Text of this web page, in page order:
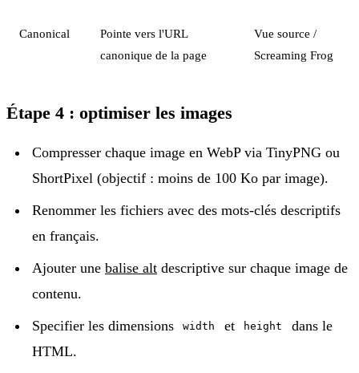
Canonical
Pointe vers l'URL
canonique de la page
Vue source /
Screaming Frog
Étape 4 : optimiser les images
Compresser chaque image en WebP via TinyPNG ou
ShortPixel (objectif : moins de 100 Ko par image).
Renommer les fichiers avec des mots-clés descriptifs
en français.
Ajouter une balise alt descriptive sur chaque image de
contenu.
Specifier les dimensions
width et height
dans le
HTML.